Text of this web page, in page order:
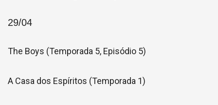
29/04
The Boys (Temporada 5, Episódio 5)
A Casa dos Espíritos (Temporada 1)